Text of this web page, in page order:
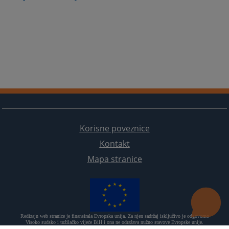
Korisne poveznice
Kontakt
Mapa stranice
Redizajn web stranice je finansirala Evropska unija. Za njen sadržaj isključivo je odgovorno
Visoko sudsko i tužilačko vijeće BiH i ona ne odražava nužno stavove Evropske unije.